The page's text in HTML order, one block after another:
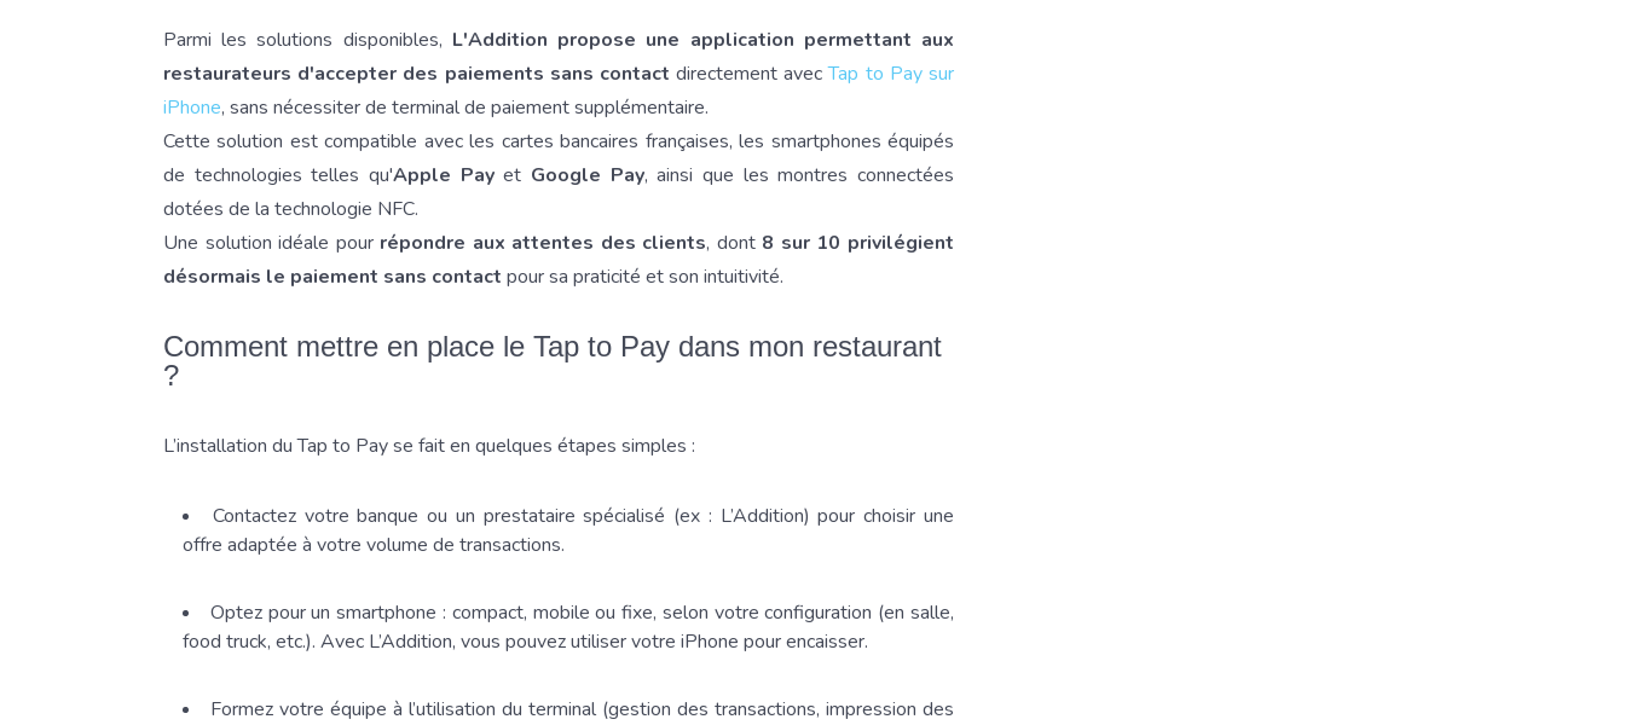
Parmi les solutions disponibles, L'Addition propose une application permettant aux
restaurateurs d'accepter des paiements sans contact directement avecTap to Pay sur
iPhone, sans nécessiter de terminal de paiement supplémentaire.
Cette solution est compatible avec les cartes bancaires françaises, les smartphones équipés
de technologies telles qu'Apple Payet Google Pay, ainsi que les montres connectées
dotées de la technologie NFC.
Une solution idéale pour répondre aux attentes des clients, dont 8 sur 10 privilégient
désormais le paiement sans contact pour sa praticité et son intuitivité.
Comment mettre en place le Tap to Pay dans mon restaurant
?
L’installation du Tap to Pay se fait en quelques étapes simples :
Contactez votre banque ou un prestataire spécialisé (ex : L’Addition) pour choisir une
offre adaptée à votre volume de transactions.
Optez pour un smartphone : compact, mobile ou fixe, selon votre configuration (en salle,
food truck, etc.). Avec L’Addition, vous pouvez utiliser votre iPhone pour encaisser.
Formez votre équipe à l’utilisation du terminal (gestion des transactions, impression des